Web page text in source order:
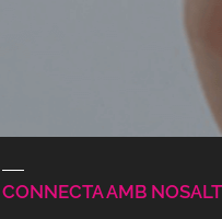
CONNECTA AMB